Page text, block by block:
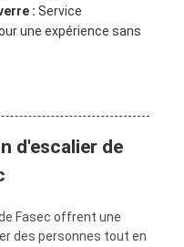
: Service
une expérience sans
d'escalier de
Fasec offrent une
des personnes tout en